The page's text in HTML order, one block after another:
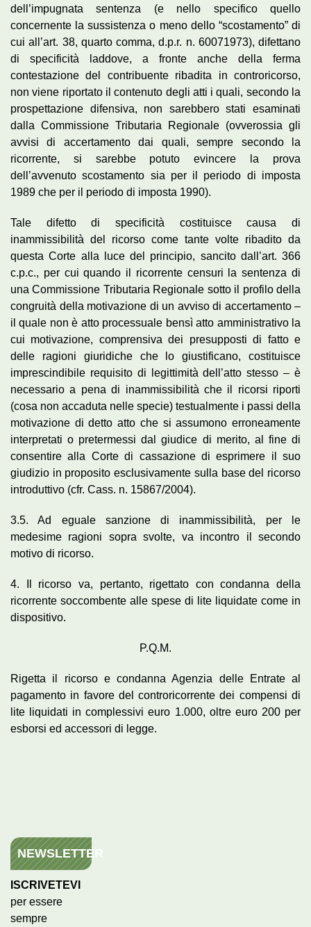
dell’impugnata sentenza (e nello specifico quello
concernente la sussistenza o meno dello “scostamento” di
cui all’art. 38, quarto comma, d.p.r. n. 60071973), difettano
di specificità laddove, a fronte anche della ferma
contestazione del contribuente ribadita in controricorso,
non viene riportato il contenuto degli atti i quali, secondo la
prospettazione difensiva, non sarebbero stati esaminati
dalla Commissione Tributaria Regionale (ovverossia gli
avvisi di accertamento dai quali, sempre secondo la
ricorrente, si sarebbe potuto evincere la prova
dell’avvenuto scostamento sia per il periodo di imposta
1989 che per il periodo di imposta 1990).
Tale difetto di specificità costituisce causa di
inammissibilità del ricorso come tante volte ribadito da
questa Corte alla luce del principio, sancito dall’art. 366
c.p.c., per cui quando il ricorrente censuri la sentenza di
una Commissione Tributaria Regionale sotto il profilo della
congruità della motivazione di un avviso di accertamento –
il quale non è atto processuale bensì atto amministrativo la
cui motivazione, comprensiva dei presupposti di fatto e
delle ragioni giuridiche che lo giustificano, costituisce
imprescindibile requisito di legittimità dell’atto stesso – è
necessario a pena di inammissibilità che il ricorsi riporti
(cosa non accaduta nelle specie) testualmente i passi della
motivazione di detto atto che si assumono erroneamente
interpretati o pretermessi dal giudice di merito, al fine di
consentire alla Corte di cassazione di esprimere il suo
giudizio in proposito esclusivamente sulla base del ricorso
introduttivo (cfr. Cass. n. 15867/2004).
3.5. Ad eguale sanzione di inammissibilità, per le
medesime ragioni sopra svolte, va incontro il secondo
motivo di ricorso.
4. Il ricorso va, pertanto, rigettato con condanna della
ricorrente soccombente alle spese di lite liquidate come in
dispositivo.
P.Q.M.
Rigetta il ricorso e condanna Agenzia delle Entrate al
pagamento in favore del controricorrente dei compensi di
lite liquidati in complessivi euro 1.000, oltre euro 200 per
esborsi ed accessori di legge.
NEWSLETTER
ISCRIVETEVI
per essere
sempre